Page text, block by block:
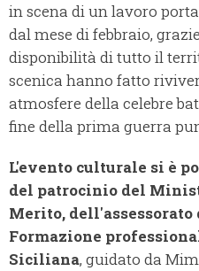
in scena di un lavoro
dal mese di febbraio,
disponibilità di tutto il
scenica hanno fatto
atmosfere della celebre
fine della prima guerra
L'evento culturale si è
del patrocinio del
Merito,
Formazione
Siciliana, guidato da